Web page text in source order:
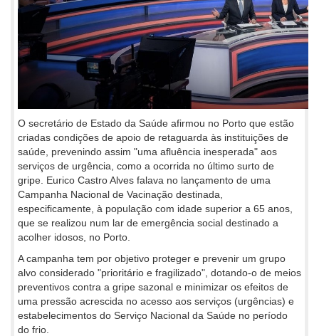
O secretário de Estado da Saúde afirmou no Porto que estão
criadas condições de apoio de retaguarda às instituições de
saúde, prevenindo assim "uma afluência inesperada" aos
serviços de urgência, como a ocorrida no último surto de
gripe. Eurico Castro Alves falava no lançamento de uma
Campanha Nacional de Vacinação destinada,
especificamente, à população com idade superior a 65 anos,
que se realizou num lar de emergência social destinado a
acolher idosos, no Porto.
A campanha tem por objetivo proteger e prevenir um grupo
alvo considerado "prioritário e fragilizado", dotando-o de meios
preventivos contra a gripe sazonal e minimizar os efeitos de
uma pressão acrescida no acesso aos serviços (urgências) e
estabelecimentos do Serviço Nacional da Saúde no período
do frio.